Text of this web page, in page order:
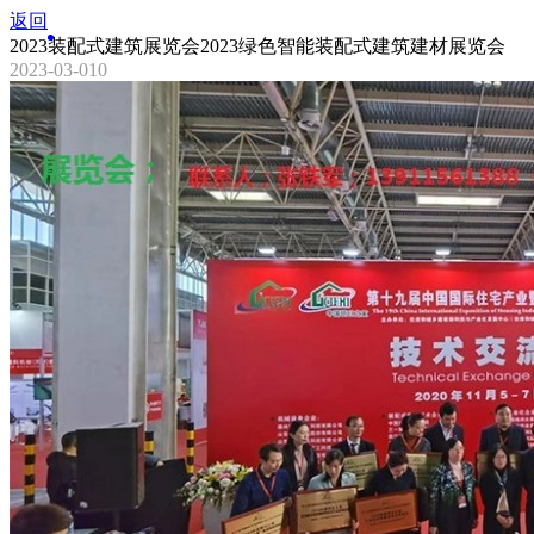
返回
2023装配式建筑展览会2023绿色智能装配式建筑建材展览会
2023-03-010